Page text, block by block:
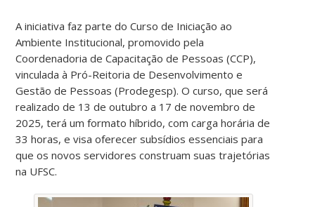
A iniciativa faz parte do Curso de Iniciação ao
Ambiente Institucional, promovido pela
Coordenadoria de Capacitação de Pessoas (CCP),
vinculada à Pró-Reitoria de Desenvolvimento e
Gestão de Pessoas (Prodegesp). O curso, que será
realizado de 13 de outubro a 17 de novembro de
2025, terá um formato híbrido, com carga horária de
33 horas, e visa oferecer subsídios essenciais para
que os novos servidores construam suas trajetórias
na UFSC.